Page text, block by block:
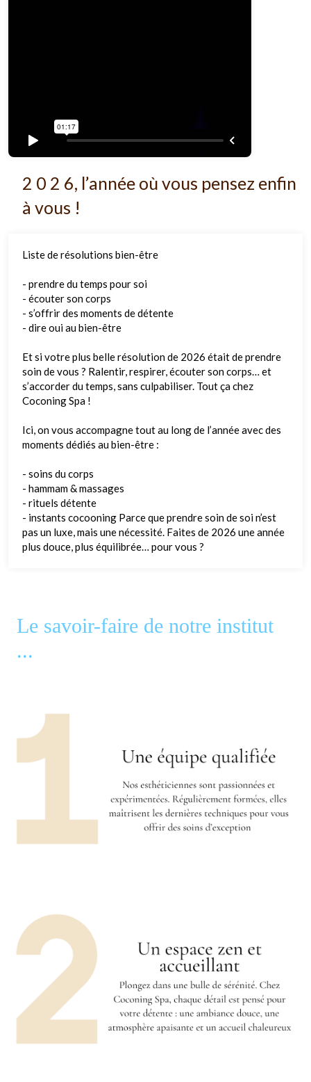
2 0 2 6, l’année où vous pensez enfin
à vous !
Liste de résolutions bien-être
- prendre du temps pour soi
- écouter son corps
- s’offrir des moments de détente
- dire oui au bien-être
Et si votre plus belle résolution de 2026 était de prendre
soin de vous ? Ralentir, respirer, écouter son corps… et
s’accorder du temps, sans culpabiliser. Tout ça chez
Coconing Spa !
Ici, on vous accompagne tout au long de l’année avec des
moments dédiés au bien-être :
- soins du corps
- hammam & massages
- rituels détente
- instants cocooning Parce que prendre soin de soi n’est
pas un luxe, mais une nécessité. Faites de 2026 une année
plus douce, plus équilibrée… pour vous ?
Le savoir-faire de notre institut
...